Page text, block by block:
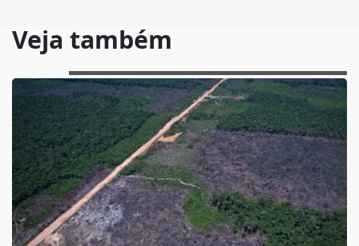
Veja também